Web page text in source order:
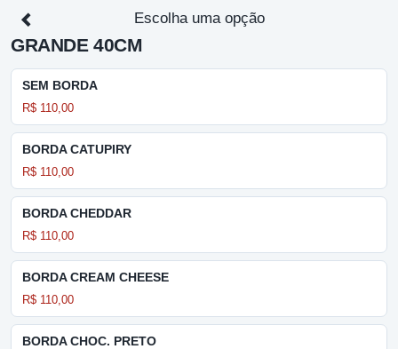
Escolha uma opção
GRANDE 40CM
SEM BORDA
R$ 110,00
BORDA CATUPIRY
R$ 110,00
BORDA CHEDDAR
R$ 110,00
BORDA CREAM CHEESE
R$ 110,00
BORDA CHOC. PRETO